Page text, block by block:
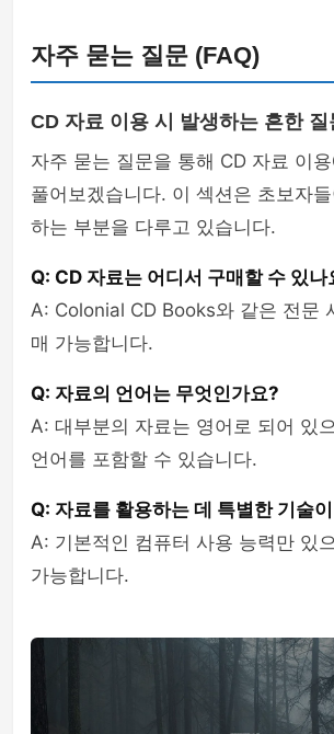
자주 묻는 질문 (FAQ)
CD 자료 이용 시 발생하는 흔한 질
자주 묻는 질문을 통해 CD 자료 이
풀어보겠습니다. 이 섹션은 초보자
하는 부분을 다루고 있습니다.
Q: CD 자료는 어디서 구매할 수 있나
A: Colonial CD Books와 같은 전문
매 가능합니다.
Q: 자료의 언어는 무엇인가요?
A: 대부분의 자료는 영어로 되어 있
언어를 포함할 수 있습니다.
Q: 자료를 활용하는 데 특별한 기술
A: 기본적인 컴퓨터 사용 능력만 있
가능합니다.